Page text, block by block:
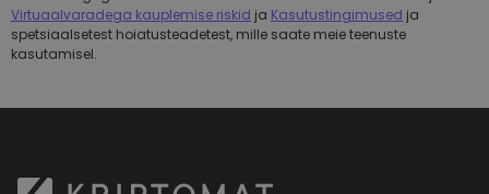
Virtuaalvaradega kauplemise riskid ja Kasutustingimused ja
spetsiaalsetest hoiatusteadetest, mille saate meie teenuste
kasutamisel.